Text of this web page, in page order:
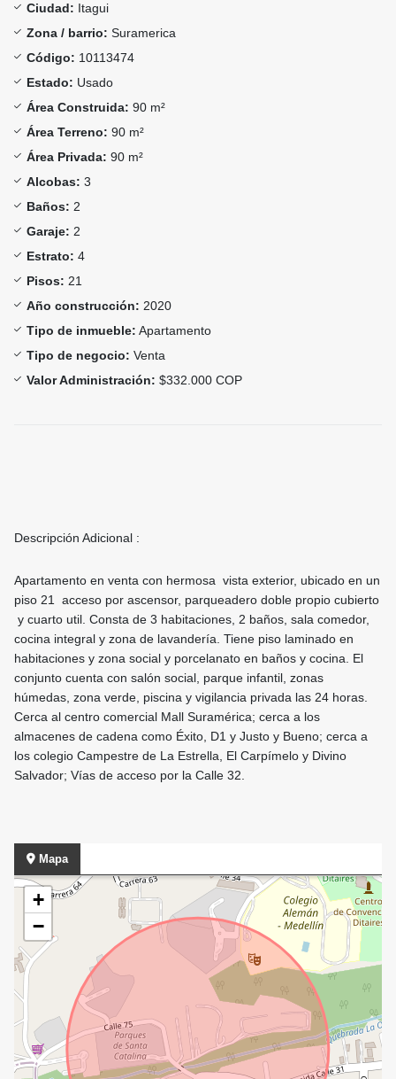
Ciudad: Itagui
Zona / barrio: Suramerica
Código: 10113474
Estado: Usado
Área Construida: 90 m²
Área Terreno: 90 m²
Área Privada: 90 m²
Alcobas: 3
Baños: 2
Garaje: 2
Estrato: 4
Pisos: 21
Año construcción: 2020
Tipo de inmueble: Apartamento
Tipo de negocio: Venta
Valor Administración: $332.000 COP
Descripción Adicional :
Apartamento en venta con hermosa vista exterior, ubicado en un
piso 21 acceso por ascensor, parqueadero doble propio cubierto
y cuarto util. Consta de 3 habitaciones, 2 baños, sala comedor,
cocina integral y zona de lavandería. Tiene piso laminado en
habitaciones y zona social y porcelanato en baños y cocina. El
conjunto cuenta con salón social, parque infantil, zonas
húmedas, zona verde, piscina y vigilancia privada las 24 horas.
Cerca al centro comercial Mall Suramérica; cerca a los
almacenes de cadena como Éxito, D1 y Justo y Bueno; cerca a
los colegio Campestre de La Estrella, El Carpímelo y Divino
Salvador; Vías de acceso por la Calle 32.
Mapa
+
−